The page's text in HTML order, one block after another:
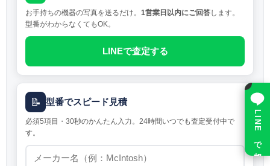
お手持ちの機器の写真を送るだけ。 1営業日以内にご回答します。
型番がわからなくてもOK。
LINEで査定する
📝 型番でスピード見積
必須5項目・30秒のかんたん入力。24時間いつでも査定受付中で
す。
LINE で相談
×